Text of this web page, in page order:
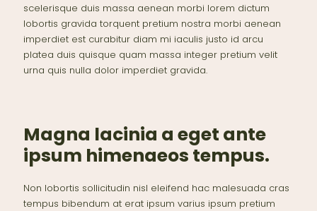
scelerisque duis massa aenean morbi lorem dictum
lobortis gravida torquent pretium nostra morbi aenean
imperdiet est curabitur diam mi iaculis justo id arcu
platea duis quisque quam massa integer pretium velit
urna quis nulla dolor imperdiet gravida.
Magna lacinia a eget ante
ipsum himenaeos tempus.
Non lobortis sollicitudin nisl eleifend hac malesuada cras
tempus bibendum at erat ipsum varius ipsum pretium